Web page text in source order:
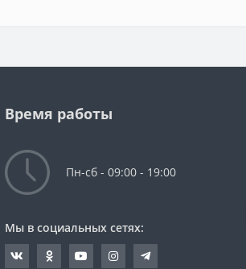
Время работы
Пн-сб - 09:00 - 19:00
Мы в социальных сетях: